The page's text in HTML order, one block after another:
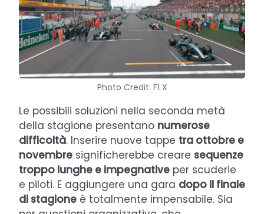
Photo Credit: F1 X
Le possibili soluzioni nella seconda metà
della stagione presentano numerose
difficoltà. Inserire nuove tappe tra ottobre e
novembre significherebbe creare sequenze
troppo lunghe e impegnative per scuderie
e piloti. E aggiungere una gara dopo il finale
di stagione è totalmente impensabile. Sia